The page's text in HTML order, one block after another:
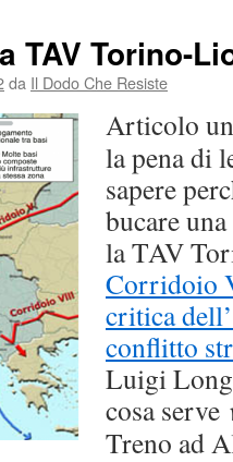
TAV Torino-
da Il Dodo Che Resiste
Articolo
la pena di
sapere
bucare
la TAV
Corridoio
critica
conflitto
Luigi
cosa serve
Treno ad